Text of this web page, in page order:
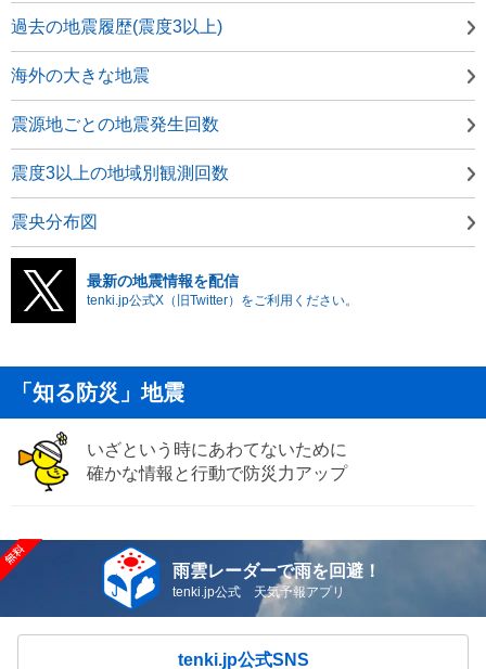
過去の地震履歴(震度3以上)
海外の大きな地震
震源地ごとの地震発生回数
震度3以上の地域別観測回数
震央分布図
最新の地震情報を配信
tenki.jp公式X（旧Twitter）をご利用ください。
「知る防災」地震
いざという時にあわてないために
確かな情報と行動で防災力アップ
雨雲レーダーで雨を回避！
tenki.jp公式 天気予報アプリ
tenki.jp公式SNS